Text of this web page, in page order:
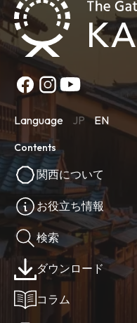
Language JP EN
Contents
関西について
お役立ち情報
検索
ダウンロード
コラム